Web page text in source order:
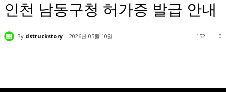
인천 남동구청 허가증 발급 안내
By dstruckstory 2026년 05월 10일 0
152